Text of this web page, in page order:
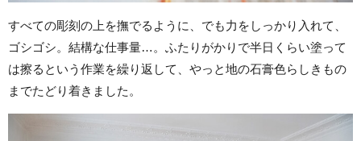
すべての彫刻の上を撫でるように、でも力をしっかり入れて、
ゴシゴシ。結構な仕事量…。ふたりがかりで半日くらい塗って
は擦るという作業を繰り返して、やっと地の石膏色らしきもの
までたどり着きました。